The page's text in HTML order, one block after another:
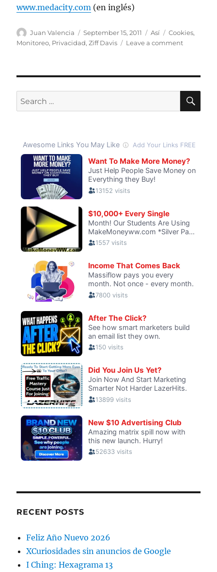
www.medacity.com (en inglés)
Author
Juan Valencia
Posted
on
September 15, 2011 Categories
Así Tags
Cookies,
Monitoreo, Privacidad,Ziff Davis Leave a commenton
para
Search
for:
RECENT POSTS
Feliz Año Nuevo 2026
XCuriosidades sin anuncios de Google
I Ching: Hexagrama 13